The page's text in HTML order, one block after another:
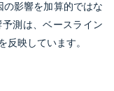
影響を加算的ではな
測は、ベースライン
反映しています。